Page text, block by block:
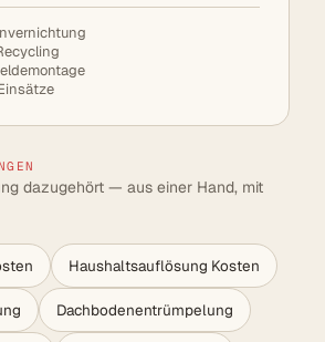
dazugehört — aus einer Hand, mit
Haushaltsauflösung Kosten
Dachbodenentrümpelung